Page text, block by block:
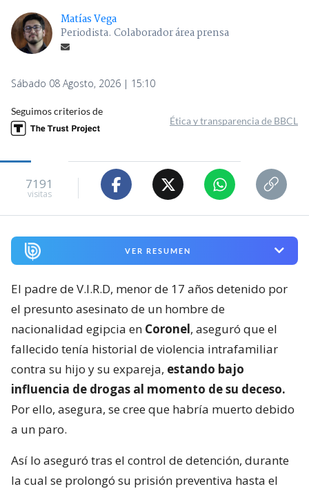
Matías Vega
Periodista. Colaborador área prensa
Sábado 08 Agosto, 2026 | 15:10
Seguimos criterios de
Ética y transparencia de BBCL
7191
visitas
VER RESUMEN
El padre de V.I.R.D, menor de 17 años detenido por
el presunto asesinato de un hombre de
nacionalidad egipcia en Coronel, aseguró que el
fallecido tenía historial de violencia intrafamiliar
contra su hijo y su expareja, estando bajo
influencia de drogas al momento de su deceso.
Por ello, asegura, se cree que habría muerto debido
a un paro.
Así lo aseguró tras el control de detención, durante
la cual se prolongó su prisión preventiva hasta el